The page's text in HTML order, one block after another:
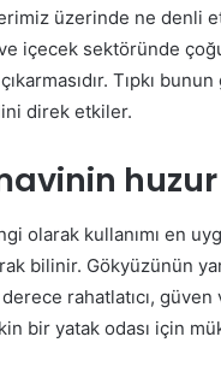
üzerinde ne denli
içecek sektöründe
Tıpkı
direk etkiler.
olarak kullanımı en
bilinir. Gökyüzünün
rahatlatıcı,
bir yatak odası için